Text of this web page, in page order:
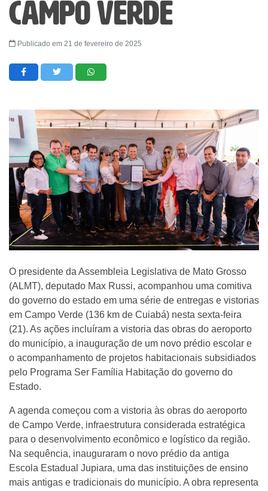
Campo Verde
Publicado em 21 de fevereiro de 2025
O presidente da Assembleia Legislativa de Mato Grosso
(ALMT), deputado Max Russi, acompanhou uma comitiva
do governo do estado em uma série de entregas e vistorias
em Campo Verde (136 km de Cuiabá) nesta sexta-feira
(21). As ações incluíram a vistoria das obras do aeroporto
do município, a inauguração de um novo prédio escolar e
o acompanhamento de projetos habitacionais subsidiados
pelo Programa Ser Família Habitação do governo do
Estado.
A agenda começou com a vistoria às obras do aeroporto
de Campo Verde, infraestrutura considerada estratégica
para o desenvolvimento econômico e logístico da região.
Na sequência, inauguraram o novo prédio da antiga
Escola Estadual Jupiara, uma das instituições de ensino
mais antigas e tradicionais do município. A obra representa